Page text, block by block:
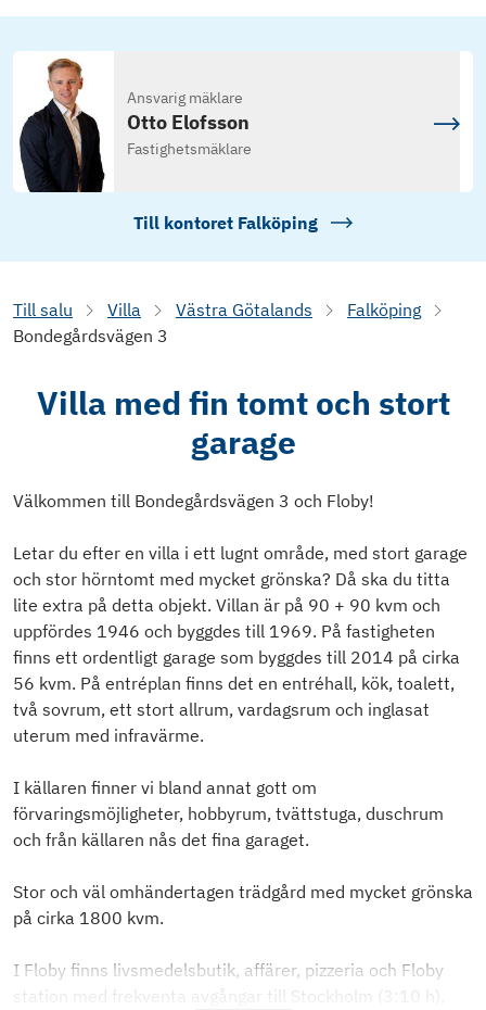
Ansvarig mäklare
Otto Elofsson
Fastighetsmäklare
Till kontoret Falköping
Till salu Villa Västra Götalands
Falköping
Bondegårdsvägen 3
Villa med fin tomt och stort
garage
Välkommen till Bondegårdsvägen 3 och Floby!
Letar du efter en villa i ett lugnt område, med stort garage
och stor hörntomt med mycket grönska? Då ska du titta
lite extra på detta objekt. Villan är på 90 + 90 kvm och
uppfördes 1946 och byggdes till 1969. På fastigheten
finns ett ordentligt garage som byggdes till 2014 på cirka
56 kvm. På entréplan finns det en entréhall, kök, toalett,
två sovrum, ett stort allrum, vardagsrum och inglasat
uterum med infravärme.
I källaren finner vi bland annat gott om
förvaringsmöjligheter, hobbyrum, tvättstuga, duschrum
och från källaren nås det fina garaget.
Stor och väl omhändertagen trädgård med mycket grönska
på cirka 1800 kvm.
I Floby finns livsmedelsbutik, affärer, pizzeria och Floby
station med frekventa avgångar till Stockholm (3:10 h),